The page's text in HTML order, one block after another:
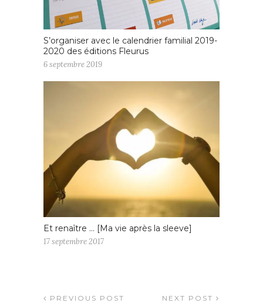
S’organiser avec le calendrier familial 2019-
2020 des éditions Fleurus
6 septembre 2019
Et renaître … [Ma vie après la sleeve]
17 septembre 2017
PREVIOUS POST NEXT POST